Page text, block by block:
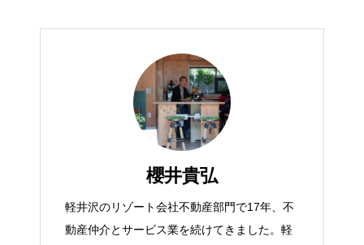
櫻井貴弘
軽井沢のリゾート会社不動産部門で17年、不
動産仲介とサービス業を続けてきました。軽